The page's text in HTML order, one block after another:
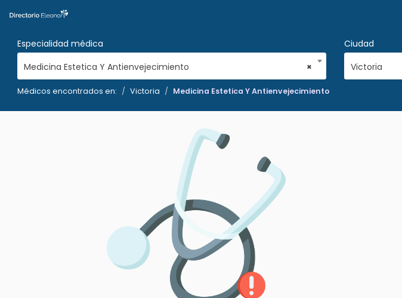
Especialidad médica
×
Medicina Estetica Y Antienvejecimiento
Ciudad
Victoria
Médicos encontrados en: Victoria Medicina Estetica Y Antienvejecimiento